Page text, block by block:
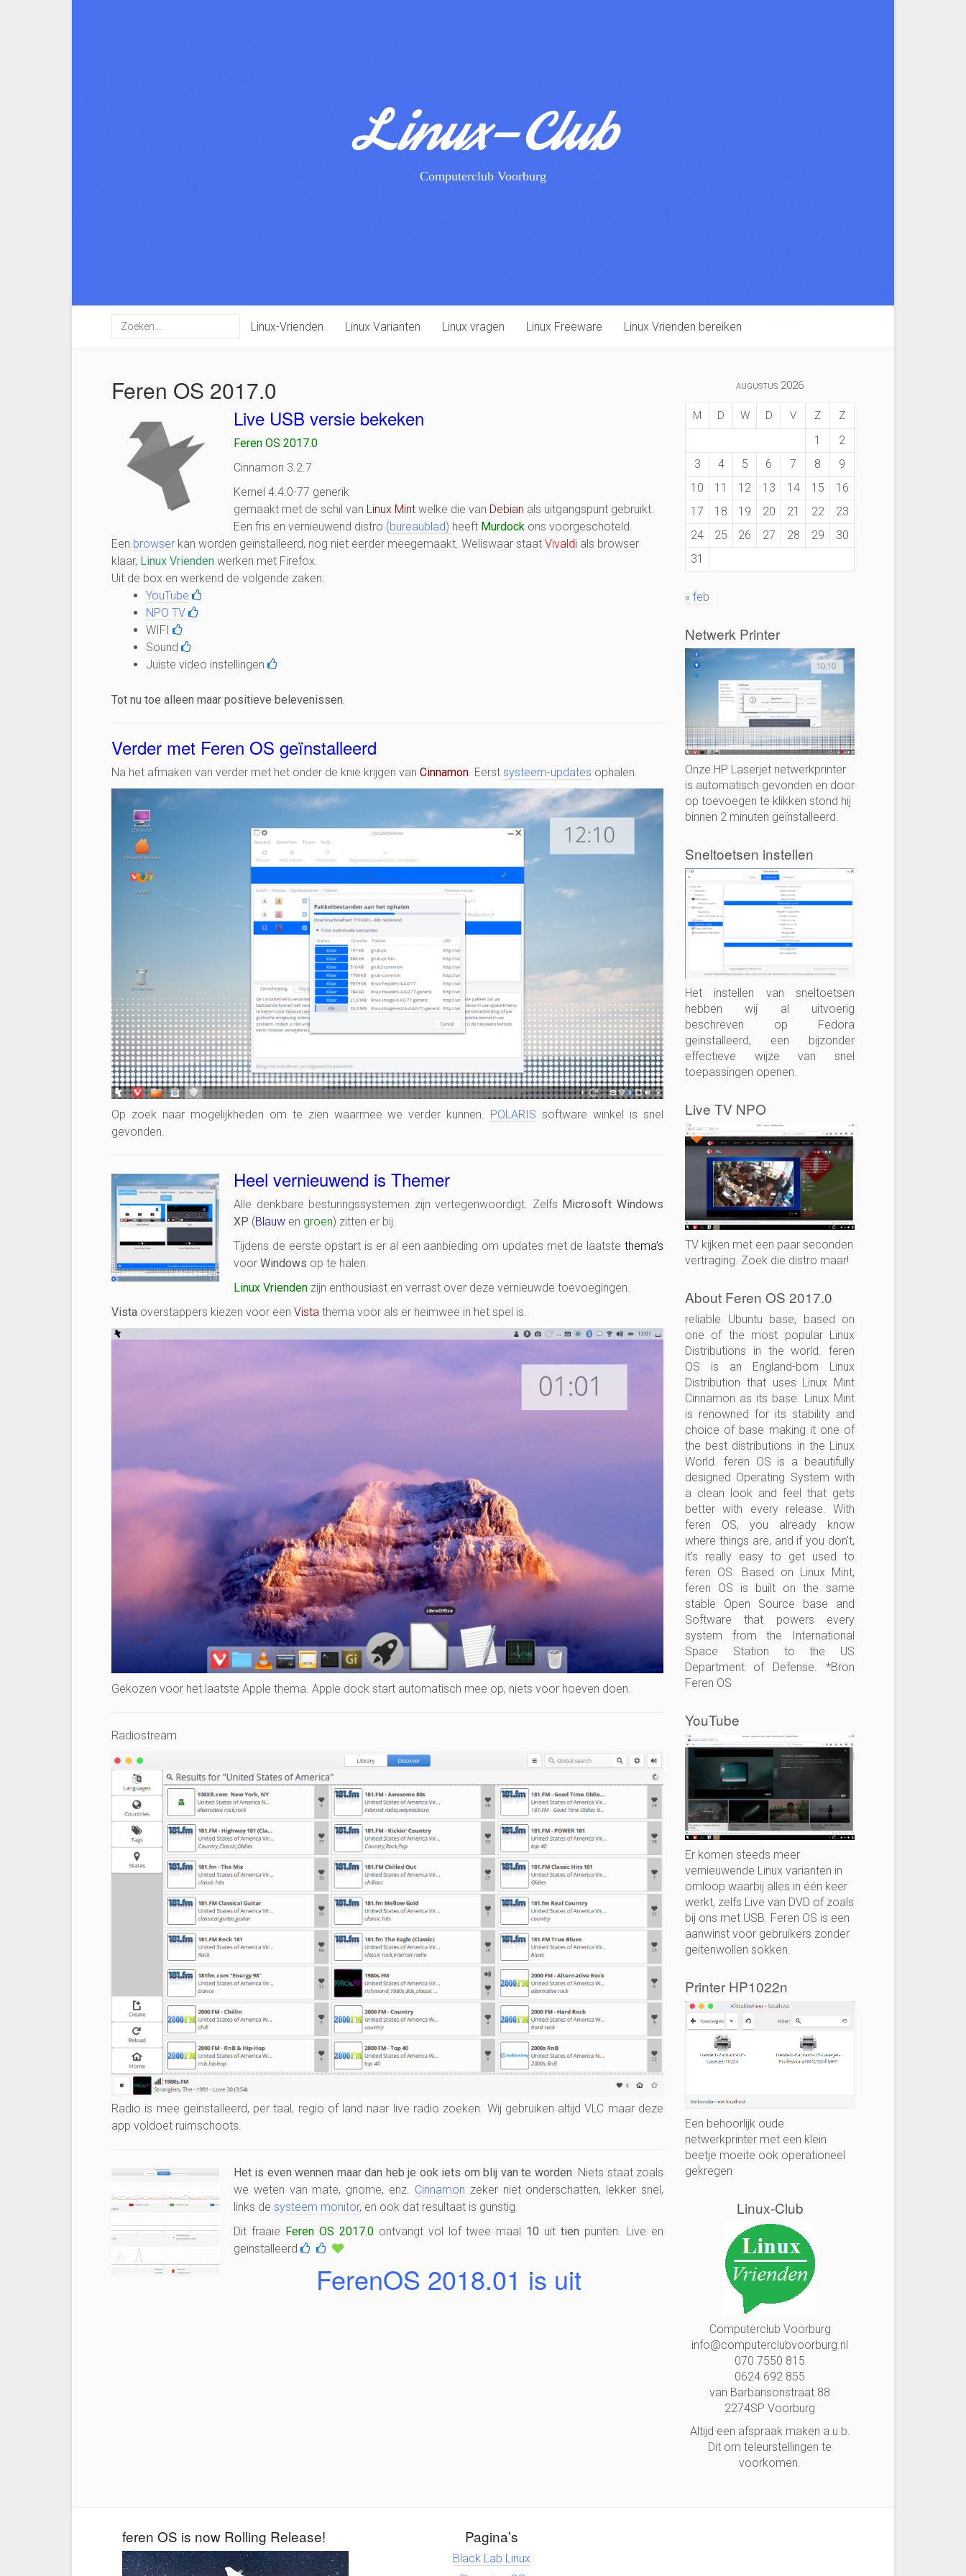
Linux-Club
Computerclub Voorburg
Linux-Vrienden Linux Varianten Linux vragen Linux Freeware Linux Vrienden bereiken
Feren OS 2017.0
Live USB versie bekeken
Feren OS 2017.0
Cinnamon 3.2.7
Kernel 4.4.0-77 generik
gemaakt met de schil van Linux Mint welke die van Debian als uitgangspunt gebruikt.
Een fris en vernieuwend distro (bureaublad) heeft Murdock ons voorgeschoteld.
Een browser kan worden geïnstalleerd, nog niet eerder meegemaakt. Weliswaar staat Vivaldi als browser
klaar, Linux Vrienden werken met Firefox.
Uit de box en werkend de volgende zaken:
YouTube
NPO TV
WIFI
Sound
Juiste video instellingen
Tot nu toe alleen maar positieve belevenissen.
Verder met Feren OS geïnstalleerd
Na het afmaken van verder met het onder de knie krijgen van Cinnamon. Eerst systeem-updates ophalen.
Op zoek naar mogelijkheden om te zien waarmee we verder kunnen. POLARIS software winkel is snel
gevonden.
Heel vernieuwend is Themer
Alle denkbare besturingssystemen zijn vertegenwoordigt. Zelfs Microsoft Windows
XP (Blauw en groen) zitten er bij.
Tijdens de eerste opstart is er al een aanbieding om updates met de laatste thema’s
voor Windows op te halen.
Linux Vrienden zijn enthousiast en verrast over deze vernieuwde toevoegingen.
Vista overstappers kiezen voor een Vista thema voor als er heimwee in het spel is.
Gekozen voor het laatste Apple thema. Apple dock start automatisch mee op, niets voor hoeven doen.
Radiostream
Radio is mee geïnstalleerd, per taal, regio of land naar live radio zoeken. Wij gebruiken altijd VLC maar deze
app voldoet ruimschoots.
Het is even wennen maar dan heb je ook iets om blij van te worden. Niets staat zoals
we weten van mate, gnome, enz. Cinnamon zeker niet onderschatten, lekker snel,
links de systeem monitor, en ook dat resultaat is gunstig.
Dit fraaie Feren OS 2017.0ontvangt vol lof twee maal 10 uittien punten. Live en
geïnstalleerd
FerenOS 2018.01 is uit
augustus 2026
M D W D V Z Z
1
2
3
4 5 6 7 8
9
10
11 12 13 14 15
16
17
18 19 20 21 22
23
24
25 26 27 28 29
30
31
« feb
Netwerk Printer
Onze HP Laserjet netwerkprinter
is automatisch gevonden en door
op toevoegen te klikken stond hij
binnen 2 minuten geïnstalleerd.
Sneltoetsen instellen
Het instellen van sneltoetsen
hebben wij al uitvoerig
beschreven op Fedora
geïnstalleerd, een bijzonder
effectieve wijze van snel
toepassingen openen.
Live TV NPO
TV kijken met een paar seconden
vertraging. Zoek die distro maar!
About Feren OS 2017.0
reliable Ubuntu base, based on
one of the most popular Linux
Distributions in the world. feren
OS is an England-born Linux
Distribution that uses Linux Mint
Cinnamon as its base. Linux Mint
is renowned for its stability and
choice of base making it one of
the best distributions in the Linux
World. feren OS is a beautifully
designed Operating System with
a clean look and feel that gets
better with every release. With
feren OS, you already know
where things are, and if you don't,
it's really easy to get used to
feren OS. ​Based on Linux Mint,
feren OS is built on the same
stable Open Source base and
Software that powers every
system from the International
Space Station to the US
Department of Defense. *Bron
Feren OS
YouTube
Er komen steeds meer
vernieuwende Linux varianten in
omloop waarbij alles in één keer
werkt, zelfs Live van DVD of zoals
bij ons met USB. Feren OS is een
aanwinst voor gebruikers zonder
geitenwollen sokken.
Printer HP1022n
Een behoorlijk oude
netwerkprinter met een klein
beetje moeite ook operationeel
gekregen
Linux-Club
Computerclub Voorburg
info@computerclubvoorburg.nl
070 7550 815
0624 692 855
van Barbansonstraat 88
2274SP Voorburg
Altijd een afspraak maken a.u.b.
Dit om teleurstellingen te
voorkomen.
feren OS is now Rolling Release! Pagina’s
Black Lab Linux